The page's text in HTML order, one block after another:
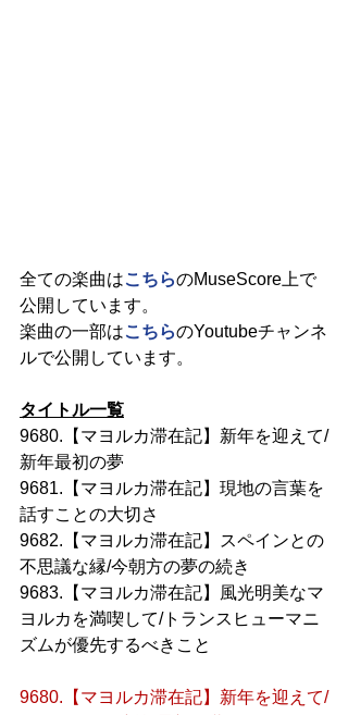
全ての楽曲はこちらのMuseScore上で
公開しています。
楽曲の一部はこちらのYoutubeチャンネ
ルで公開しています。
タイトル一覧
9680.【マヨルカ滞在記】新年を迎えて/
新年最初の夢
9681.【マヨルカ滞在記】現地の言葉を
話すことの大切さ
9682.【マヨルカ滞在記】スペインとの
不思議な縁/今朝方の夢の続き
9683.【マヨルカ滞在記】風光明美なマ
ヨルカを満喫して/トランスヒューマニ
ズムが優先するべきこと
9680.【マヨルカ滞在記】新年を迎えて/